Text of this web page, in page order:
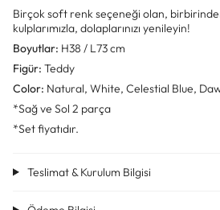
Birçok soft renk seçeneği olan,
kulplarımızla, dolaplarınızı yenileyin!
Boyutlar: H38 / L73 cm
Figür: Teddy
Color: Natural, White, Celestial Blue,
*Sağ ve Sol 2 parça
*Set fiyatıdır.
Teslimat & Kurulum Bilgisi